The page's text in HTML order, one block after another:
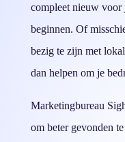
compleet nieuw voor
beginnen. Of
bezig te zijn met
dan helpen om je
Marketingbureau
om beter gevonden